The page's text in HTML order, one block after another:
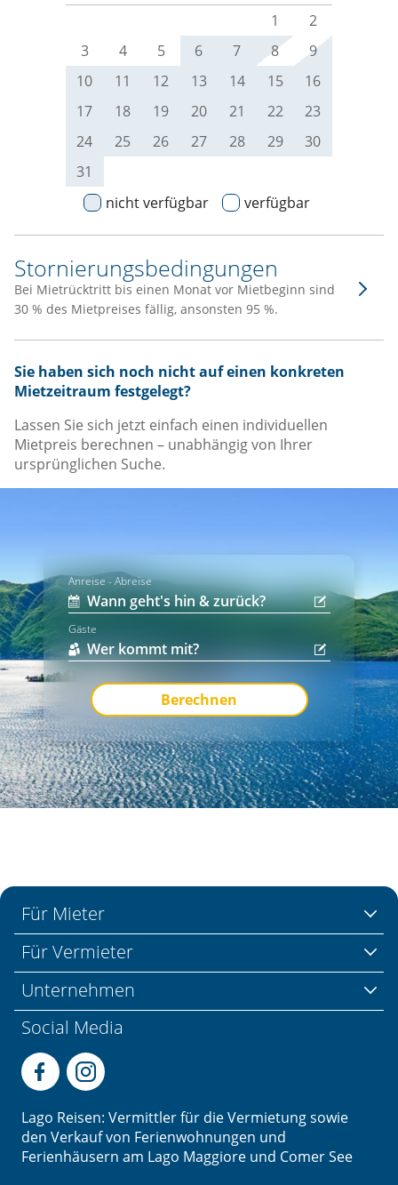
1
2
3
4 5 6 7 8
9
10
11 12 13 14 15
16
17
18 19 20 21 22
23
24
25 26 27 28 29
30
31
nicht verfügbar
verfügbar
Stornierungsbedingungen
Bei Mietrücktritt bis einen Monat vor Mietbeginn sind
30 % des Mietpreises fällig, ansonsten 95 %.
Sie haben sich noch nicht auf einen konkreten
Mietzeitraum festgelegt?
Lassen Sie sich jetzt einfach einen individuellen
Mietpreis berechnen – unabhängig von Ihrer
ursprünglichen Suche.
Anreise - Abreise
Gäste
Berechnen
Für Mieter
Für Vermieter
Unternehmen
Social Media
Lago Reisen: Vermittler für die Vermietung sowie
den Verkauf von Ferienwohnungen und
Ferienhäusern am Lago Maggiore und Comer See